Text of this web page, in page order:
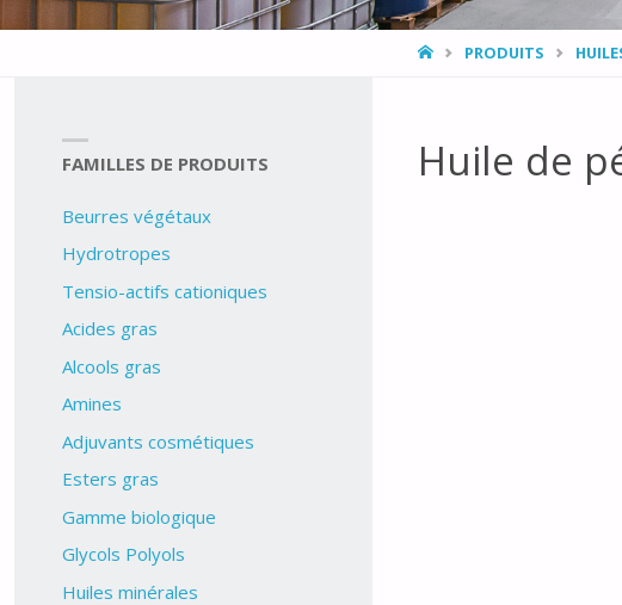
HOMEPRODUITS
Huile de
FAMILLES DE PRODUITS
Beurres végétaux
Hydrotropes
Tensio-actifs cationiques
Acides gras
Alcools gras
Amines
Adjuvants cosmétiques
Esters gras
Gamme biologique
Glycols Polyols
Huiles minérales